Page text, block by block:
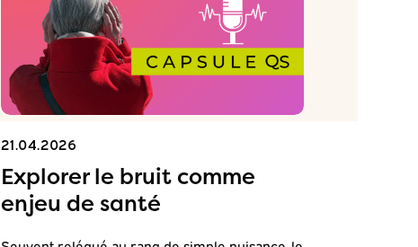
21.04.2026
Explorer le bruit comme
enjeu de santé